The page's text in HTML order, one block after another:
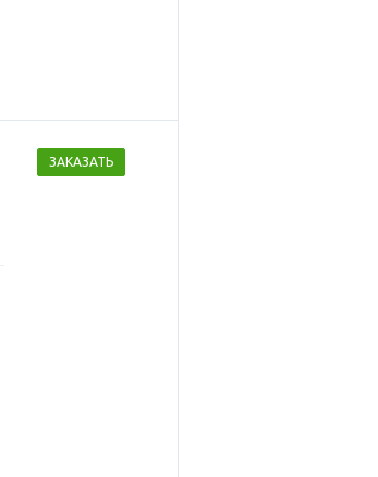
ЗАКАЗАТЬ